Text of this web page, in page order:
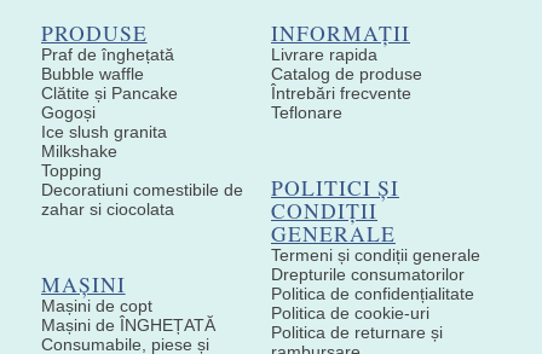
PRODUSE
Praf de înghețată
Bubble waffle
Clătite și Pancake
Gogoși
Ice slush granita
Milkshake
Topping
Decoratiuni comestibile de
zahar si ciocolata
MAȘINI
Mașini de copt
Mașini de ÎNGHEȚATĂ
Consumabile, piese și
INFORMAȚII
Livrare rapida
Catalog de produse
Întrebări frecvente
Teflonare
POLITICI ȘI
CONDIȚII
GENERALE
Termeni și condiții generale
Drepturile consumatorilor
Politica de confidențialitate
Politica de cookie-uri
Politica de returnare și